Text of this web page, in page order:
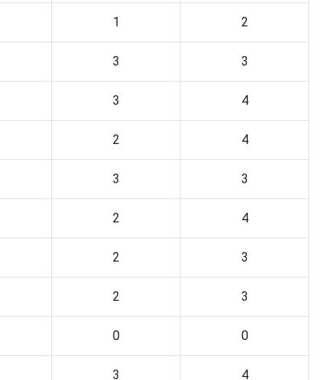
1 2
3 3
3 4
2 4
3 3
2 4
2 3
2 3
0 0
3 4